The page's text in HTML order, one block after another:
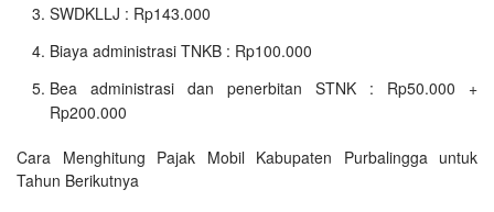
SWDKLLJ : Rp143.000
Biaya administrasi TNKB : Rp100.000
Bea administrasi dan penerbitan STNK : Rp50.000 +
Rp200.000
Cara Menghitung Pajak Mobil Kabupaten Purbalingga untuk
Tahun Berikutnya